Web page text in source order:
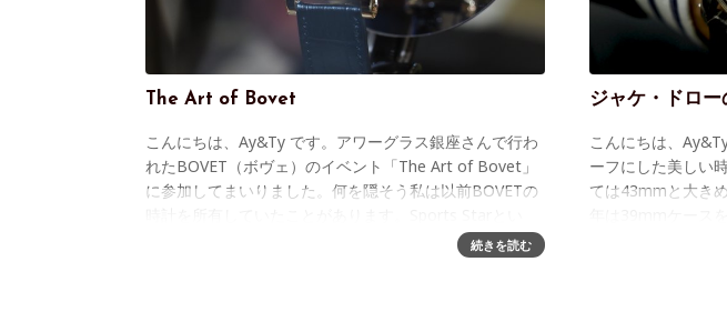
The Art of Bovet
こんにちは、Ay&Ty です。アワーグラス銀座さんで行わ
れたBOVET（ボヴェ）のイベント「The Art of Bovet」
に参加してまいりました。何を隠そう私は以前BOVETの
続きを読む
ジャケ・ドロー
こんにちは、
ーフにした美しい
ては43mmと大き